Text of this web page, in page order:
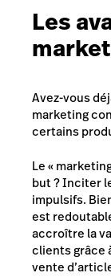
Les
Avez-vous
marketing
certains
Le «
but ? Inciter
impulsifs.
est
accroître la
clients grâce
vente